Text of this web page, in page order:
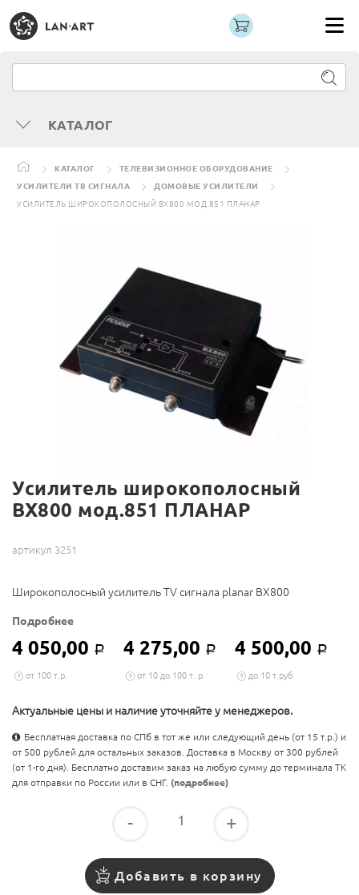
КАТАЛОГ
КАТАЛОГ
ТЕЛЕВИЗИОННОЕ ОБОРУДОВАНИЕ
УСИЛИТЕЛИ ТВ СИГНАЛА
ДОМОВЫЕ УСИЛИТЕЛИ
УСИЛИТЕЛЬ ШИРОКОПОЛОСНЫЙ ВХ800 МОД.851 ПЛАНАР
Усилитель широкополосный
ВХ800 мод.851 ПЛАНАР
артикул 3251
Широкополосный усилитель TV сигнала planar ВХ800
Подробнее
4 050,00 Р 4 275,00 Р 4 500,00 Р
от 100 т.р. от 10 до 100 т. р. до 10 т.руб
Актуальные цены и наличие уточняйте у менеджеров.
Бесплатная доставка по СПб в тот же или следующий день (от 15 т.р.) и
от 500 рублей для остальных заказов. Доставка в Москву от 300 рублей
(от 1-го дня). Бесплатно доставим заказ на любую сумму до терминала ТК
для отправки по России или в СНГ. (подробнее)
- +
Добавить в корзину